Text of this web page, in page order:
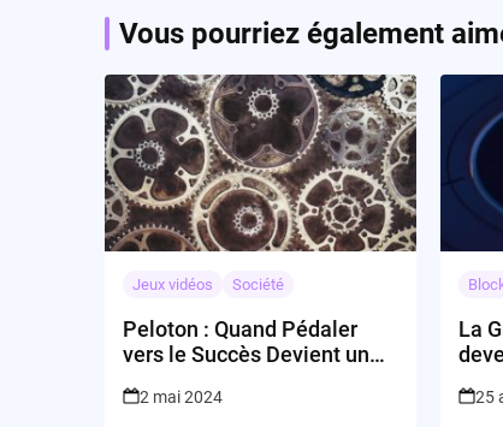
Vous pourriez également
Jeux vidéos Société
Peloton : Quand Pédaler
vers le Succès Devient un
2 mai 2024
La
25